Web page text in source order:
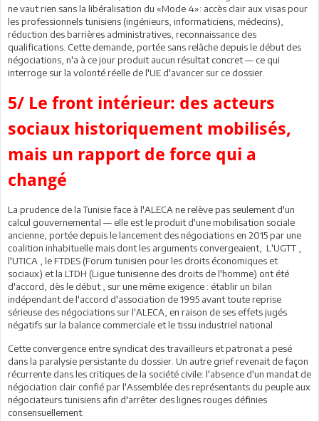
ne vaut rien sans la libéralisation du «Mode 4»: accès clair aux visas pour
les professionnels tunisiens (ingénieurs, informaticiens, médecins),
réduction des barrières administratives, reconnaissance des
qualifications. Cette demande, portée sans relâche depuis le début des
négociations, n'a à ce jour produit aucun résultat concret — ce qui
interroge sur la volonté réelle de l'UE d'avancer sur ce dossier.
5/ Le front intérieur: des acteurs
sociaux historiquement mobilisés,
mais un rapport de force qui a
changé
La prudence de la Tunisie face à l'ALECA ne relève pas seulement d'un
calcul gouvernemental — elle est le produit d'une mobilisation sociale
ancienne, portée depuis le lancement des négociations en 2015 par une
coalition inhabituelle mais dont les arguments convergeaient, L'UGTT ,
l'UTICA , le FTDES (Forum tunisien pour les droits économiques et
sociaux) et la LTDH (Ligue tunisienne des droits de l'homme) ont été
d'accord, dès le début , sur une même exigence : établir un bilan
indépendant de l'accord d'association de 1995 avant toute reprise
sérieuse des négociations sur l'ALECA, en raison de ses effets jugés
négatifs sur la balance commerciale et le tissu industriel national.
Cette convergence entre syndicat des travailleurs et patronat a pesé
dans la paralysie persistante du dossier. Un autre grief revenait de façon
récurrente dans les critiques de la société civile: l'absence d'un mandat de
négociation clair confié par l'Assemblée des représentants du peuple aux
négociateurs tunisiens afin d'arrêter des lignes rouges définies
consensuellement.